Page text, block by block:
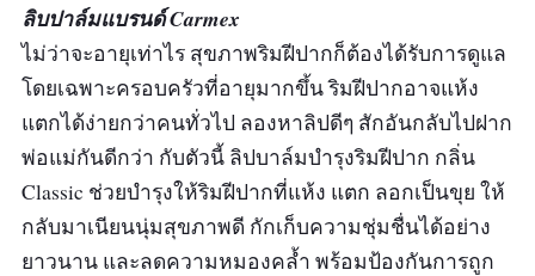
ลิบปาล์มแบรนด์ Carmex
ไม่ว่าจะอายุเท่าไร สุขภาพริมฝีปากก็ต้องได้รับการดูแล
โดยเฉพาะครอบครัวที่อายุมากขึ้น ริมฝีปากอาจแห้ง
แตกได้ง่ายกว่าคนทั่วไป ลองหาลิปดีๆ สักอันกลับไปฝาก
พ่อแม่กันดีกว่า กับตัวนี้ ลิปบาล์มบำรุงริมฝีปาก กลิ่น
Classic ช่วยบำรุงให้ริมฝีปากที่แห้ง แตก ลอกเป็นขุย ให้
กลับมาเนียนนุ่มสุขภาพดี กักเก็บความชุ่มชื่นได้อย่าง
ยาวนาน และลดความหมองคล้ำ พร้อมป้องกันการถูก